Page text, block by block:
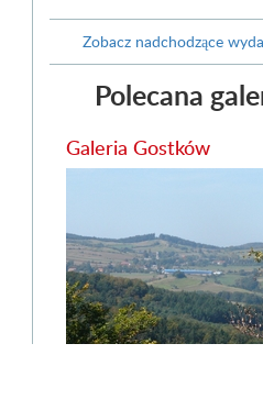
Zobacz nadchodzące
Polecana
Galeria Gostków